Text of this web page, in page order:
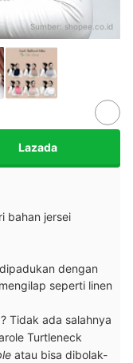
Sumber: shopee.co.id
Lazada
bahan jersei
dengan
seperti linen
Tidak ada salahnya
Turtleneck
atau bisa dibolak-